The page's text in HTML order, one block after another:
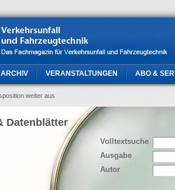
ARCHIV VERANSTALTUNGEN ABO &
weiter aus
Volltextsuche
Ausgabe
Autor
Datenblätter